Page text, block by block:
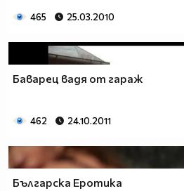
465 25.03.2010
Баварец вадя от гараж
462 24.10.2011
Българска Еротика